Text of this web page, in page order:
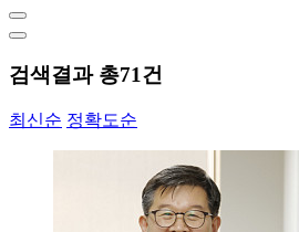
검색결과 총71건
최신순 정확도순